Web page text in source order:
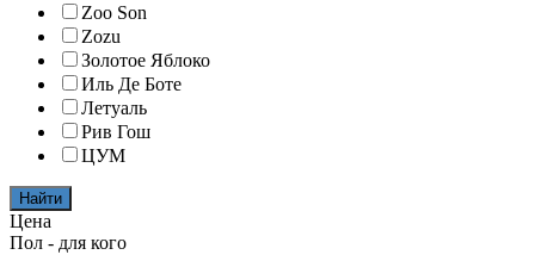
Zoo Son
Zozu
Золотое Яблоко
Иль Де Боте
Летуаль
Рив Гош
ЦУМ
Найти
Цена
Пол - для кого